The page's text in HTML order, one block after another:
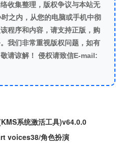
收集整理，版权争议与本站无
之内，从您的电脑或手机中彻
程序和内容，请支持正版，购
我们非常重视版权问题，如有
请谅解！ 侵权请致信E-mail:
系统激活工具)v64.0.0
voices38/角色扮演